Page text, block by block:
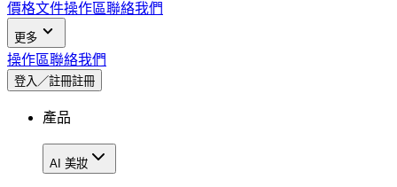
價格文件操作區聯絡我們
更多
操作區聯絡我們
登入／註冊註冊
產品
AI 美妝